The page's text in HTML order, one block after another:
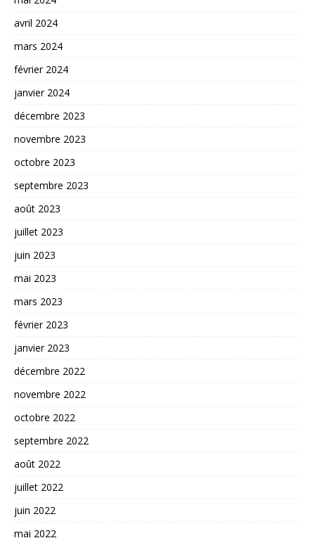
avril 2024
mars 2024
février 2024
janvier 2024
décembre 2023
novembre 2023
octobre 2023
septembre 2023
août 2023
juillet 2023
juin 2023
mai 2023
mars 2023
février 2023
janvier 2023
décembre 2022
novembre 2022
octobre 2022
septembre 2022
août 2022
juillet 2022
juin 2022
mai 2022